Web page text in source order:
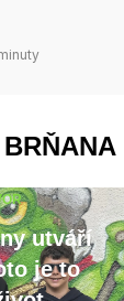
utváří
je to